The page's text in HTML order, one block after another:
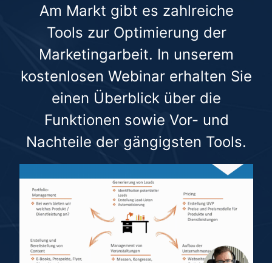
Am Markt gibt es zahlreiche
Tools zur Optimierung der
Marketingarbeit. In unserem
kostenlosen Webinar erhalten Sie
einen Überblick über die
Funktionen sowie Vor- und
Nachteile der gängigsten Tools.